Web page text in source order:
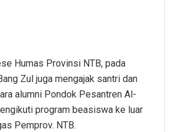
Humas Provinsi NTB, pada
Zul juga mengajak santri dan
alumni Pondok Pesantren Al-
program beasiswa ke luar
Pemprov. NTB.